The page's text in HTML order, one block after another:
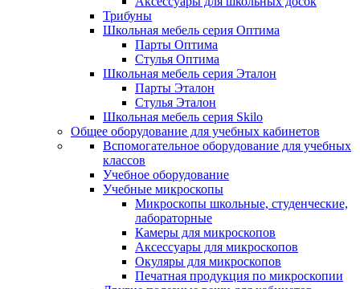
Трибуны
Школьная мебель серия Оптима
Парты Оптима
Стулья Оптима
Школьная мебель серия Эталон
Парты Эталон
Стулья Эталон
Школьная мебель серия Skilo
Общее оборудование для учебных кабинетов
Вспомогательное оборудование для учебных
классов
Учебное оборудование
Учебные микроскопы
Микроскопы школьные, студенческие,
лабораторные
Камеры для микроскопов
Аксессуары для микроскопов
Окуляры для микроскопов
Печатная продукция по микроскопии